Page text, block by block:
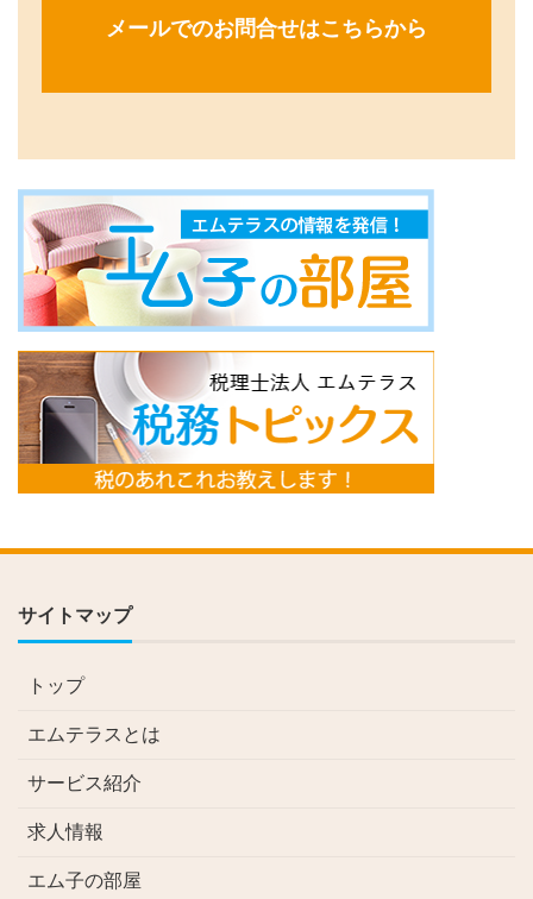
メールでのお問合せはこちらから
サイトマップ
トップ
エムテラスとは
サービス紹介
求人情報
エム子の部屋